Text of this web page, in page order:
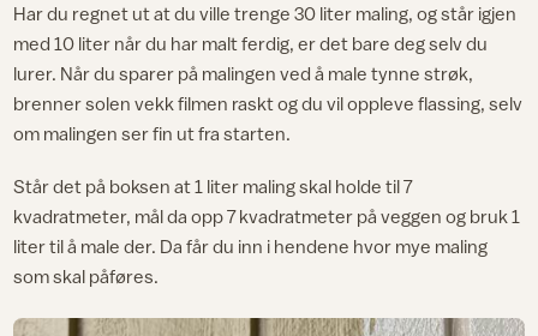
Har du regnet ut at du ville trenge 30 liter maling, og står igjen
med 10 liter når du har malt ferdig, er det bare deg selv du
lurer. Når du sparer på malingen ved å male tynne strøk,
brenner solen vekk filmen raskt og du vil oppleve flassing, selv
om malingen ser fin ut fra starten.
Står det på boksen at 1 liter maling skal holde til 7
kvadratmeter, mål da opp 7 kvadratmeter på veggen og bruk 1
liter til å male der. Da får du inn i hendene hvor mye maling
som skal påføres.